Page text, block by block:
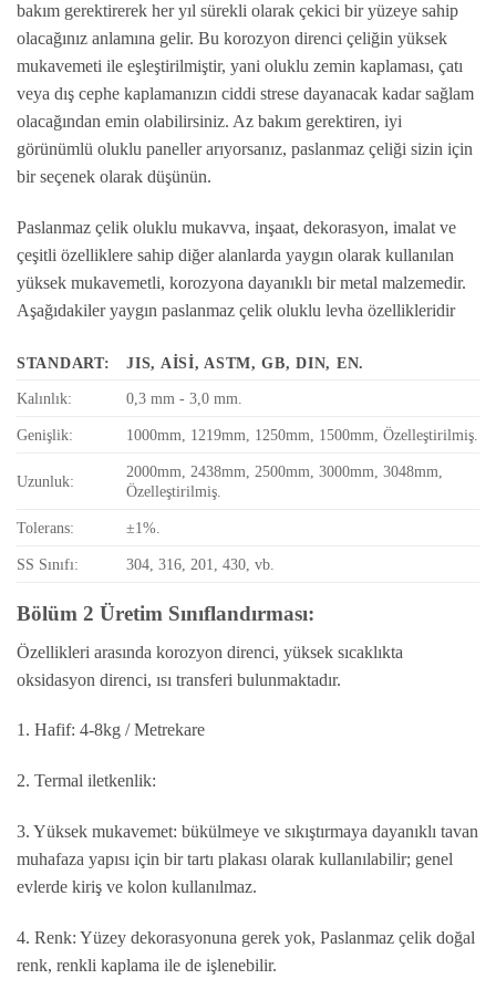
bakım gerektirerek her yıl sürekli olarak çekici bir yüzeye sahip
olacağınız anlamına gelir. Bu korozyon direnci çeliğin yüksek
mukavemeti ile eşleştirilmiştir, yani oluklu zemin kaplaması, çatı
veya dış cephe kaplamanızın ciddi strese dayanacak kadar sağlam
olacağından emin olabilirsiniz. Az bakım gerektiren, iyi
görünümlü oluklu paneller arıyorsanız, paslanmaz çeliği sizin için
bir seçenek olarak düşünün.
Paslanmaz çelik oluklu mukavva, inşaat, dekorasyon, imalat ve
çeşitli özelliklere sahip diğer alanlarda yaygın olarak kullanılan
yüksek mukavemetli, korozyona dayanıklı bir metal malzemedir.
Aşağıdakiler yaygın paslanmaz çelik oluklu levha özellikleridir
STANDART:
JIS, AISI, ASTM, GB, DIN, EN.
Kalınlık:
0,3 mm - 3,0 mm.
Genişlik: 1000mm, 1219mm, 1250mm, 1500mm, Özelleştirilmiş.
Uzunluk:
2000mm, 2438mm, 2500mm, 3000mm, 3048mm,
Özelleştirilmiş.
Tolerans: ±1%.
SS Sınıfı: 304, 316, 201, 430, vb.
Bölüm 2 Üretim Sınıflandırması:
Özellikleri arasında korozyon direnci, yüksek sıcaklıkta
oksidasyon direnci, ısı transferi bulunmaktadır.
1. Hafif: 4-8kg / Metrekare
2. Termal iletkenlik:
3. Yüksek mukavemet: bükülmeye ve sıkıştırmaya dayanıklı tavan
muhafaza yapısı için bir tartı plakası olarak kullanılabilir; genel
evlerde kiriş ve kolon kullanılmaz.
4. Renk: Yüzey dekorasyonuna gerek yok, Paslanmaz çelik doğal
renk, renkli kaplama ile de işlenebilir.